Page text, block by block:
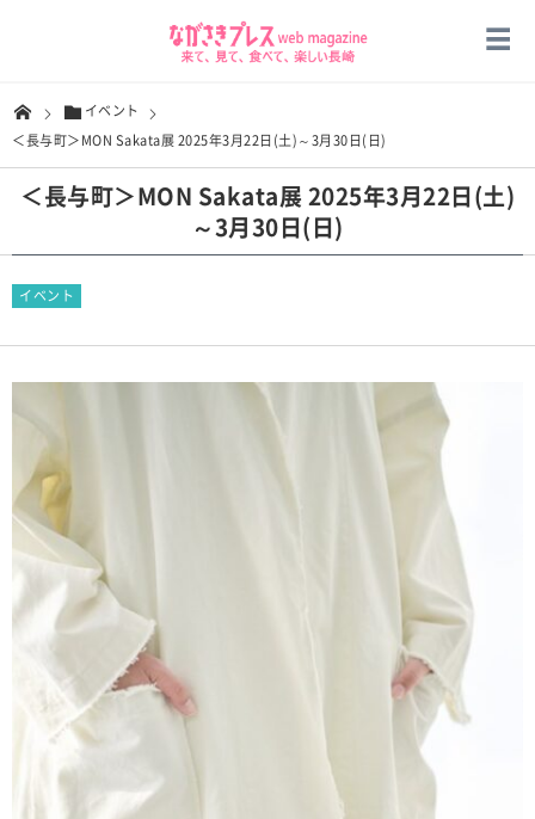
イベント
＜長与町＞MON Sakata展 2025年3月22日(土)～3月30日(日)
＜長与町＞MON Sakata展 2025年3月22日(土)
～3月30日(日)
イベント